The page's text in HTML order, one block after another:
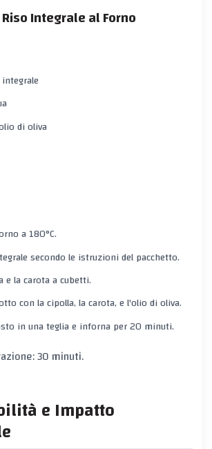
Integrale al Forno
di oliva
a 180°C.
secondo le istruzioni del pacchetto.
e la carota a cubetti.
con la cipolla, la carota, e l'olio di oliva.
in una teglia e inforna per 20 minuti.
30 minuti.
e Impatto